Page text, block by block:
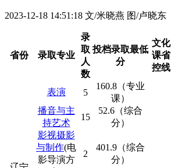
2023-12-18 14:51:18 文/米晓燕 图/卢晓东
省份 录取专业
录
取
人
数
投档录取最低
分
文化
课省
控线
表演 5
160.8（专业
课）
播音与主
持艺术
15
52.6（综合
分）
影视摄影
与制作(电
影导演方
2
401.9（综合
分）